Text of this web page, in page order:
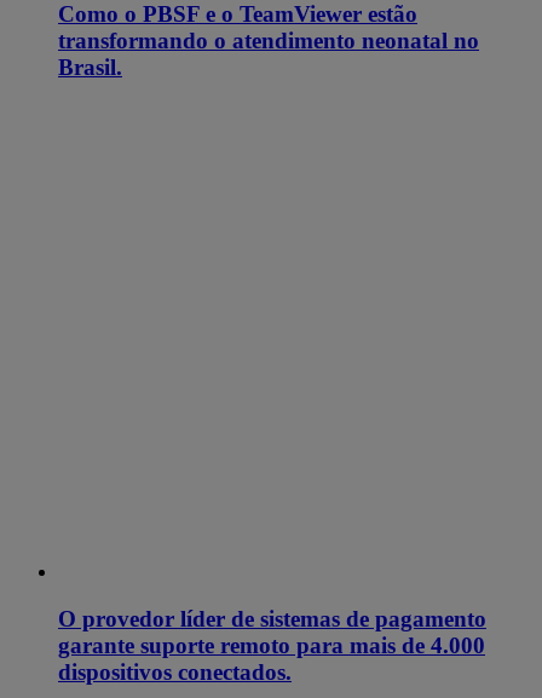
Como o PBSF e o TeamViewer estão
transformando o atendimento neonatal no
Brasil.
O provedor líder de sistemas de pagamento
garante suporte remoto para mais de 4.000
dispositivos conectados.